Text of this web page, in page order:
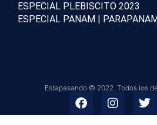
ESPECIAL PLEBISCITO 2023
ESPECIAL PANAM | PARAPANAM
Estapasando © 2022. Todos los